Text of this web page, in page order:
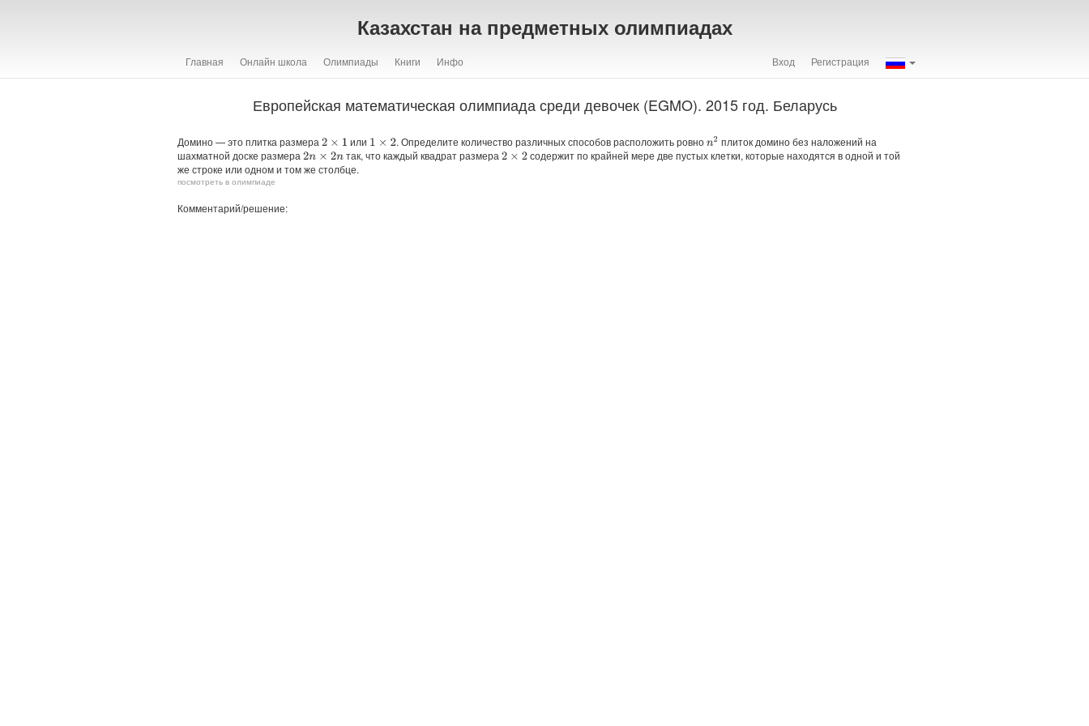
Казахстан на предметных олимпиадах
Главная Онлайн школа Олимпиады Книги Инфо Вход Регистрация
Европейская математическая олимпиада среди девочек (EGMO). 2015 год. Беларусь
Домино — это плитка размера 2 ×1 или 1 ×2 . Определите количество различных способов расположить ровноn2 плиток домино без наложений на
шахматной доске размера 2n× 2n так, что каждый квадрат размера2 ×2
содержит по крайней мере две пустых клетки, которые находятся в одной и той
же строке или одном и том же столбце.
посмотреть в олимпиаде
Комментарий/решение: